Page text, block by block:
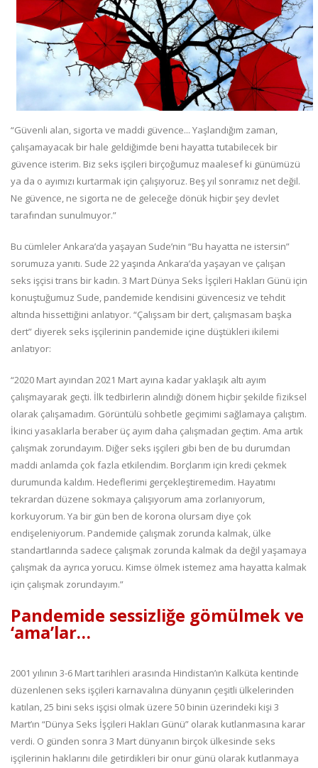
“Güvenli alan, sigorta ve maddi güvence... Yaşlandığım zaman,
çalışamayacak bir hale geldiğimde beni hayatta tutabilecek bir
güvence isterim. Biz seks işçileri birçoğumuz maalesef ki günümüzü
ya da o ayımızı kurtarmak için çalışıyoruz. Beş yıl sonramız net değil.
Ne güvence, ne sigorta ne de geleceğe dönük hiçbir şey devlet
tarafından sunulmuyor.”
Bu cümleler Ankara’da yaşayan Sude’nin “Bu hayatta ne istersin”
sorumuza yanıtı. Sude 22 yaşında Ankara’da yaşayan ve çalışan
seks işçisi trans bir kadın. 3 Mart Dünya Seks İşçileri Hakları Günü için
konuştuğumuz Sude, pandemide kendisini güvencesiz ve tehdit
altında hissettiğini anlatıyor. “Çalışsam bir dert, çalışmasam başka
dert” diyerek seks işçilerinin pandemide içine düştükleri ikilemi
anlatıyor:
“2020 Mart ayından 2021 Mart ayına kadar yaklaşık altı ayım
çalışmayarak geçti. İlk tedbirlerin alındığı dönem hiçbir şekilde fiziksel
olarak çalışamadım. Görüntülü sohbetle geçimimi sağlamaya çalıştım.
İkinci yasaklarla beraber üç ayım daha çalışmadan geçtim. Ama artık
çalışmak zorundayım. Diğer seks işçileri gibi ben de bu durumdan
maddi anlamda çok fazla etkilendim. Borçlarım için kredi çekmek
durumunda kaldım. Hedeflerimi gerçekleştiremedim. Hayatımı
tekrardan düzene sokmaya çalışıyorum ama zorlanıyorum,
korkuyorum. Ya bir gün ben de korona olursam diye çok
endişeleniyorum. Pandemide çalışmak zorunda kalmak, ülke
standartlarında sadece çalışmak zorunda kalmak da değil yaşamaya
çalışmak da ayrıca yorucu. Kimse ölmek istemez ama hayatta kalmak
için çalışmak zorundayım.”
Pandemide sessizliğe gömülmek ve
‘ama’lar…
2001 yılının 3-6 Mart tarihleri arasında Hindistan’ın Kalküta kentinde
düzenlenen seks işçileri karnavalına dünyanın çeşitli ülkelerinden
katılan, 25 bini seks işçisi olmak üzere 50 binin üzerindeki kişi 3
Mart’ın “Dünya Seks İşçileri Hakları Günü” olarak kutlanmasına karar
verdi. O günden sonra 3 Mart dünyanın birçok ülkesinde seks
işçilerinin haklarını dile getirdikleri bir onur günü olarak kutlanmaya